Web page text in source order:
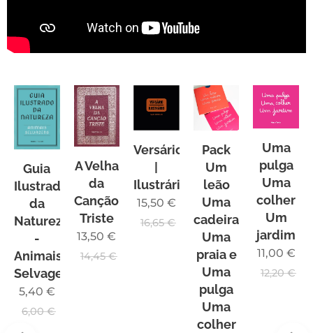
Guia
Ilustrado
da
Natureza
-
Animais
Selvagens
5,40 €
6,00€
A Velha
da
Canção
Triste
13,50 €
14,45€
Versário
Ilustrário
15,50 €
16,65€
Pack
Um
leão
Uma
cadeira
Uma
praia e
Uma
pulga
Uma
colher
Uma
pulga
Uma
colher
Um
jardim
11,00 €
12,20€